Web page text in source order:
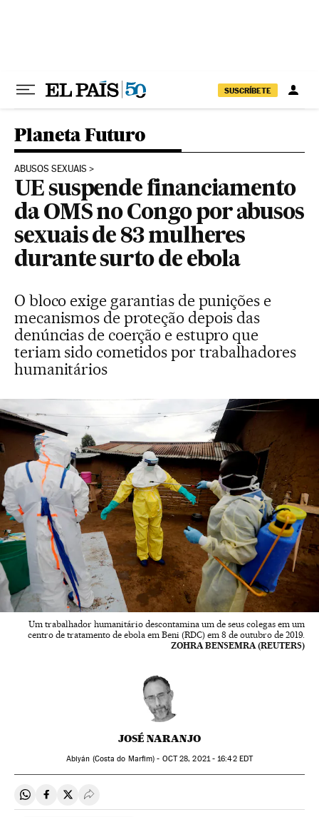
SUSCRÍBETE
Planeta Futuro
ABUSOS SEXUAIS
UE suspende financiamento
da OMS no Congo por abusos
sexuais de 83 mulheres
durante surto de ebola
O bloco exige garantias de punições e
mecanismos de proteção depois das
denúncias de coerção e estupro que
teriam sido cometidos por trabalhadores
humanitários
Um trabalhador humanitário descontamina um de seus colegas em um
centro de tratamento de ebola em Beni (RDC) em 8 de outubro de 2019.
ZOHRA BENSEMRA (REUTERS)
JOSÉ NARANJO
Abiyán (Costa do Marfim) - OCT28, 2021 - 16:42EDT
Compartir en Whatsapp
Compartir en Facebook
Compartir en Twitter
Desplegar Redes Sociales